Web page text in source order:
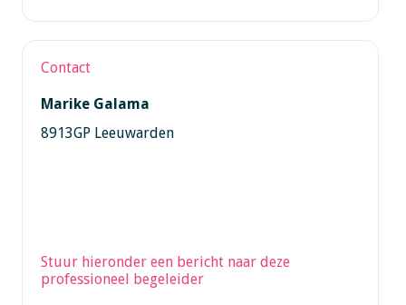
Contact
Marike Galama
8913GP Leeuwarden
Stuur hieronder een bericht naar deze
professioneel begeleider